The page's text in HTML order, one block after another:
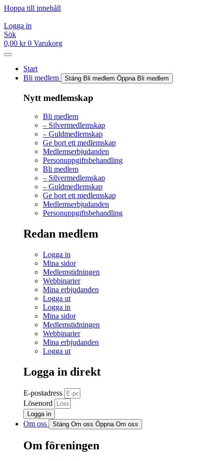
Hoppa till innehåll
Logga in
Sök
0,00 kr 0 Varukorg
Start
Bli medlem
Stäng Bli medlem Öppna Bli medlem
Nytt medlemskap
Bli medlem
– Silvermedlemskap
– Guldmedlemskap
Ge bort ett medlemskap
Medlemserbjudanden
Personuppgiftsbehandling
Bli medlem
– Silvermedlemskap
– Guldmedlemskap
Ge bort ett medlemskap
Medlemserbjudanden
Personuppgiftsbehandling
Redan medlem
Logga in
Mina sidor
Medlemstidningen
Webbinarier
Mina erbjudanden
Logga ut
Logga in
Mina sidor
Medlemstidningen
Webbinarier
Mina erbjudanden
Logga ut
Logga in direkt
E-postadress
Lösenord
Logga in
Om oss Stäng Om oss Öppna Om oss
Om föreningen